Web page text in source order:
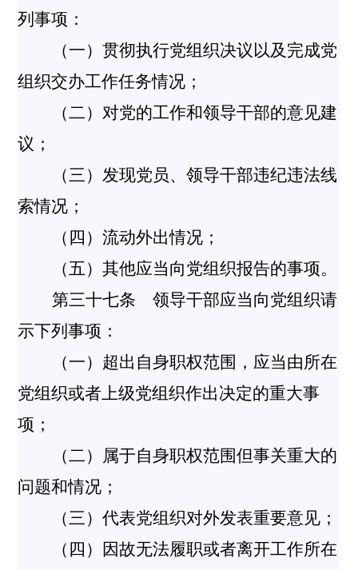
列事项：
（一）贯彻执行党组织决议以及完成党
组织交办工作任务情况；
（二）对党的工作和领导干部的意见建
议；
（三）发现党员、领导干部违纪违法线
索情况；
（四）流动外出情况；
（五）其他应当向党组织报告的事项。
第三十七条 领导干部应当向党组织请
示下列事项：
（一）超出自身职权范围，应当由所在
党组织或者上级党组织作出决定的重大事
项；
（二）属于自身职权范围但事关重大的
问题和情况；
（三）代表党组织对外发表重要意见；
（四）因故无法履职或者离开工作所在